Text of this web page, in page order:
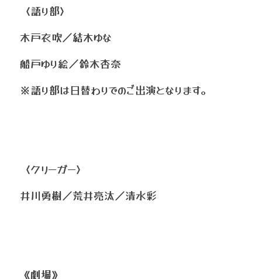
〈語り部〉
木戸衣吹／結木ゆな
船戸ゆり絵／鈴木杏奈
※語り部は日替わりでのご出演となります。
〈クリーガー〉
井川勇樹／荒井亮汰／清水彩
《劇場》